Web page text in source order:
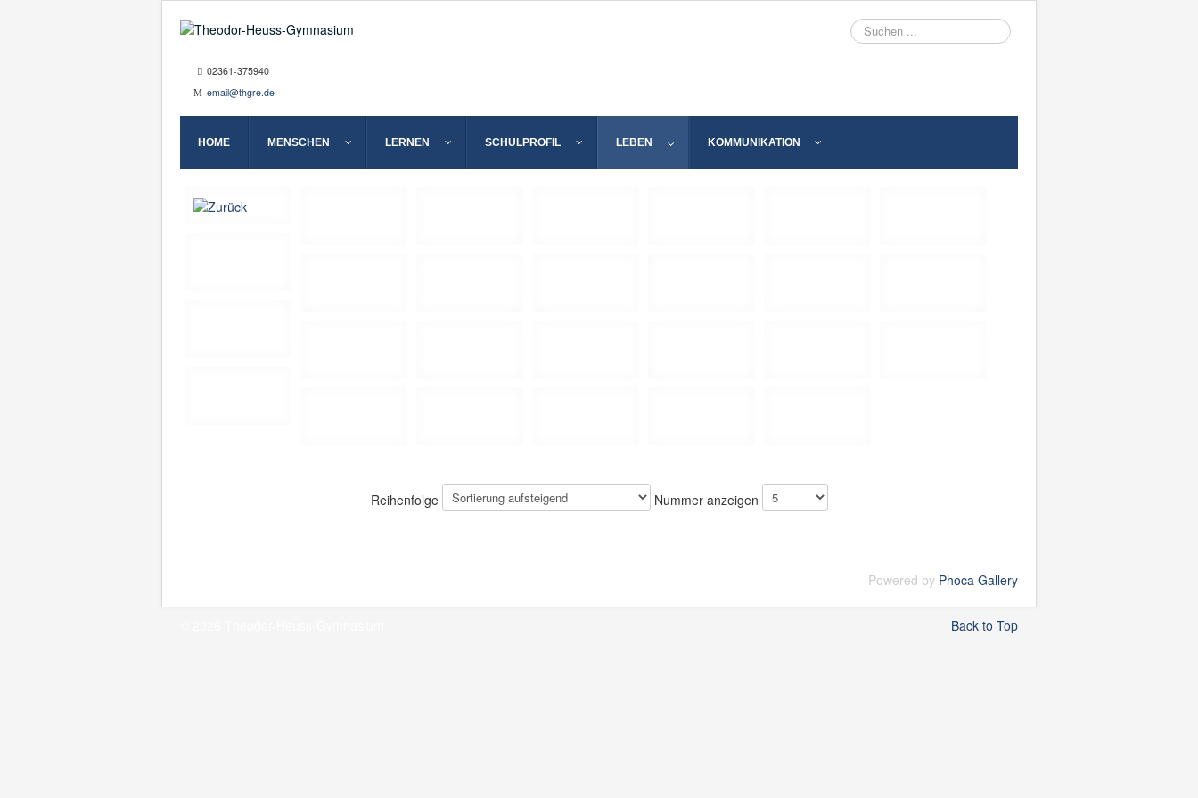
Suche
02361-375940
email@thgre.de
HOME MENSCHEN LERNEN SCHULPROFIL LEBEN KOMMUNIKATION
Reihenfolge Nummer anzeigen
Powered by Phoca Gallery
Back to Top